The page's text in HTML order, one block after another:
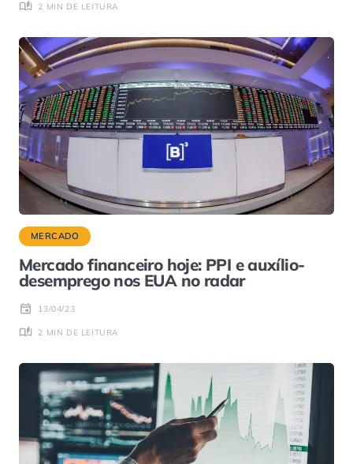
2 MIN DE LEITURA
MERCADO
Mercado financeiro hoje: PPI e auxílio-
desemprego nos EUA no radar
13/04/23
2 MIN DE LEITURA